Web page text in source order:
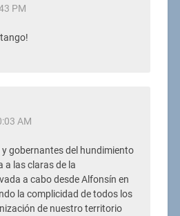
PM
AM
gobernantes del hundimiento
a las claras de la
a cabo desde Alfonsín en
la complicidad de todos los
de nuestro territorio